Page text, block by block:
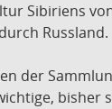
Sibiriens
Russland.
der
bisher